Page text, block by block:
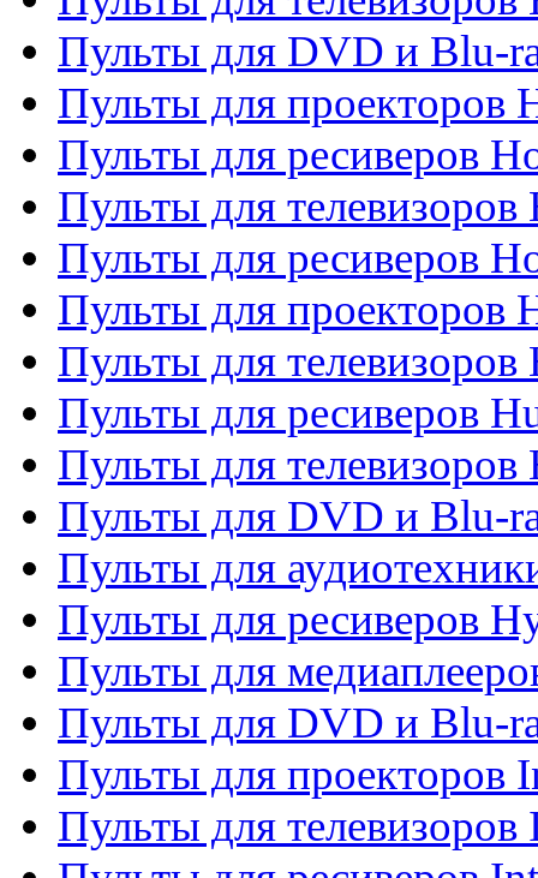
Пульты для DVD и Blu-
Пульты для проекторов
Пульты для ресиверов
Пульты для
Пульты для ресиверов
Пульты для проекторов
Пульты для телевизоров
Пульты для ресиверов
Пульты для
Пульты для DVD и Blu-
Пульты для
Пульты для ресиверов
Пульты для
Пульты для DVD и Blu-
Пульты для проекторов
Пульты для